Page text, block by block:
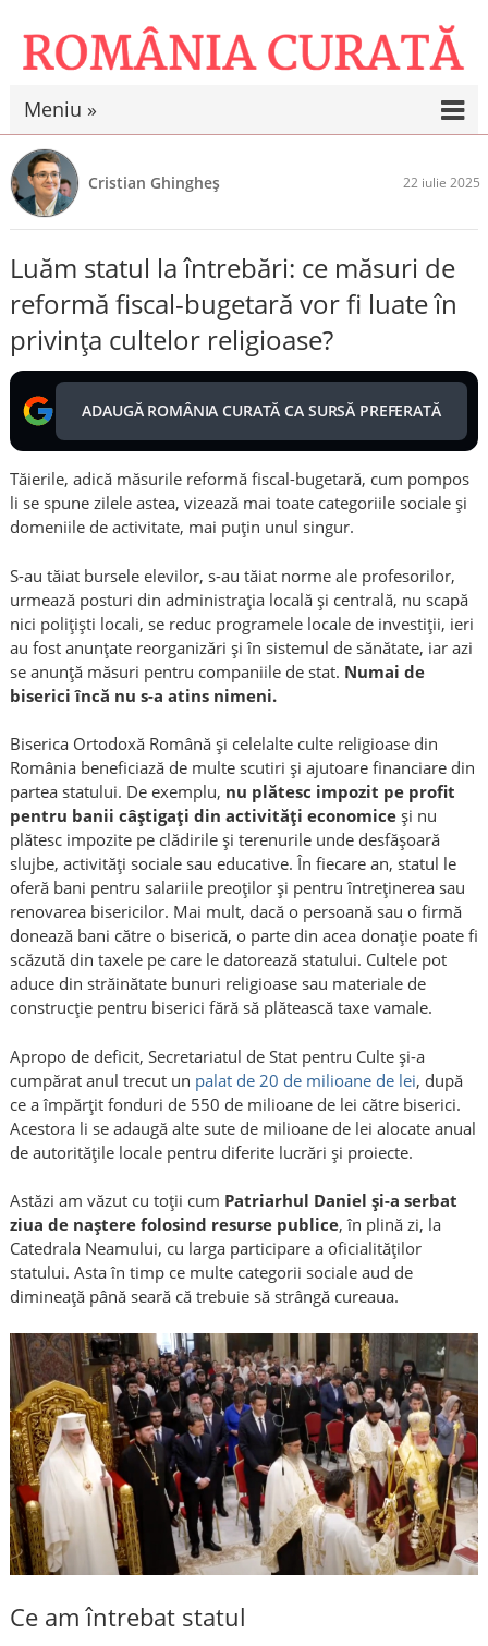
Meniu »
Cristian Ghingheș 22 iulie 2025
Luăm statul la întrebări: ce măsuri de
reformă fiscal-bugetară vor fi luate în
privința cultelor religioase?
ADAUGĂ ROMÂNIA CURATĂ CA SURSĂ PREFERATĂ
Tăierile, adică măsurile reformă fiscal-bugetară, cum pompos
li se spune zilele astea, vizează mai toate categoriile sociale și
domeniile de activitate, mai puțin unul singur.
S-au tăiat bursele elevilor, s-au tăiat norme ale profesorilor,
urmează posturi din administrația locală și centrală, nu scapă
nici polițiști locali, se reduc programele locale de investiții, ieri
au fost anunțate reorganizări și în sistemul de sănătate, iar azi
se anunță măsuri pentru companiile de stat. Numai de
biserici încă nu s-a atins nimeni.
Biserica Ortodoxă Română și celelalte culte religioase din
România beneficiază de multe scutiri și ajutoare financiare din
partea statului. De exemplu, nu plătesc impozit pe profit
pentru banii câștigați din activități economiceși nu
plătesc impozite pe clădirile și terenurile unde desfășoară
slujbe, activități sociale sau educative. În fiecare an, statul le
oferă bani pentru salariile preoților și pentru întreținerea sau
renovarea bisericilor. Mai mult, dacă o persoană sau o firmă
donează bani către o biserică, o parte din acea donație poate fi
scăzută din taxele pe care le datorează statului. Cultele pot
aduce din străinătate bunuri religioase sau materiale de
construcție pentru biserici fără să plătească taxe vamale.
Apropo de deficit, Secretariatul de Stat pentru Culte și-a
cumpărat anul trecut un palat de 20 de milioane de lei, după
ce a împărțit fonduri de 550 de milioane de lei către biserici.
Acestora li se adaugă alte sute de milioane de lei alocate anual
de autoritățile locale pentru diferite lucrări și proiecte.
Astăzi am văzut cu toții cum Patriarhul Daniel și-a serbat
ziua de naștere folosind resurse publice, în plină zi, la
Catedrala Neamului, cu larga participare a oficialităților
statului. Asta în timp ce multe categorii sociale aud de
dimineață până seară că trebuie să strângă cureaua.
Ce am întrebat statul